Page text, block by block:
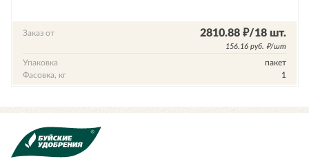
Заказ от 2810.88 ₽/18 шт.
156.16 руб. ₽/шт
Упаковка
пакет
Фасовка, кг
1